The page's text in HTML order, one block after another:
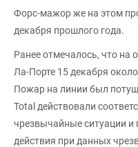
Форс-мажор же на этом
декабря прошлого года.
Ранее отмечалось, что на
Ла-Порте 15 декабря
Пожар на линии был
Total действовали
чрезвычайные ситуации
действия при данных